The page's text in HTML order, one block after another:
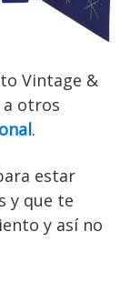
Vintage &
a otros
.
estar
y que te
y así no